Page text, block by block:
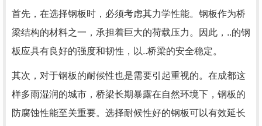
首先，在选择钢板时，必须考虑其力学性能。钢板作为桥
梁结构的材料之一，承担着巨大的荷载压力。因此，..的钢
板应具有良好的强度和韧性，以..桥梁的安全稳定。
其次，对于钢板的耐候性也是需要引起重视的。在成都这
样多雨湿润的城市，桥梁长期暴露在自然环境下，钢板的
防腐蚀性能至关重要。选择耐候性好的钢板可以有效延长